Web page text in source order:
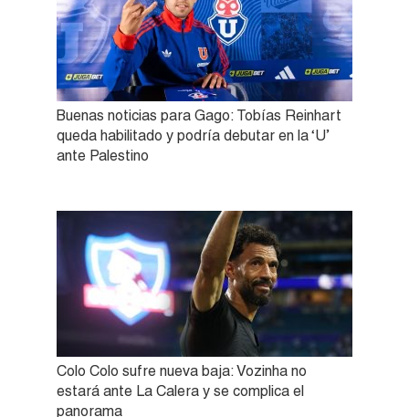
Buenas noticias para Gago: Tobías Reinhart
queda habilitado y podría debutar en la ‘U’
ante Palestino
Colo Colo sufre nueva baja: Vozinha no
estará ante La Calera y se complica el
panorama